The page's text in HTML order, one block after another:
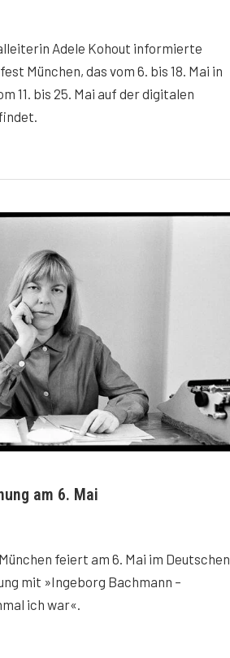
Adele Kohout informierte
München, das vom 6. bis 18. Mai in
11. bis 25. Mai auf der digitalen
am 6. Mai
feiert am 6. Mai im Deutschen
mit »Ingeborg Bachmann –
ich war«.